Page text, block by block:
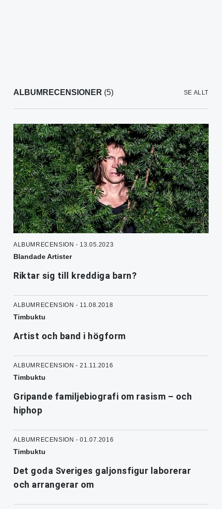
ALBUMRECENSIONER (5) SE ALLT
ALBUMRECENSION - 13.05.2023
Blandade Artister
Riktar sig till kreddiga barn?
ALBUMRECENSION - 11.08.2018
Timbuktu
Artist och band i högform
ALBUMRECENSION - 21.11.2016
Timbuktu
Gripande familjebiografi om rasism – och
hiphop
ALBUMRECENSION - 01.07.2016
Timbuktu
Det goda Sveriges galjonsfigur laborerar
och arrangerar om